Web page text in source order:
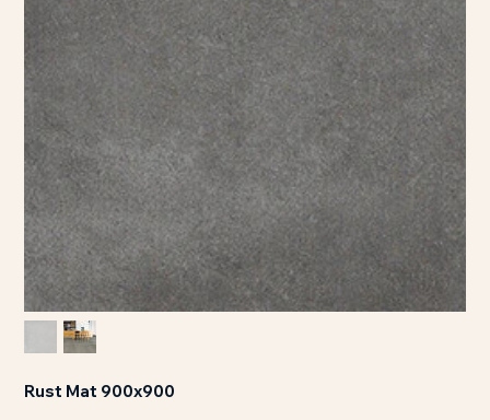
Rust Mat 900x900